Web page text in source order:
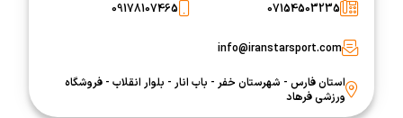
07154503235
09178107465
info@iranstarsport.com
استان فارس - شهرستان خفر - باب انار - بلوار انقلاب - فروشگاه
ورزشی فرهاد